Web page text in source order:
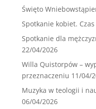
Święto
Spotkanie kobiet.
Spotkanie dla
22/04/2026
Willa Quistorpów –
przeznaczeniu 11/04/
Muzyka w teologii i
06/04/2026